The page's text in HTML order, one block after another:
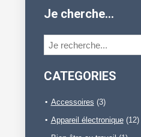
Je cherche…
CATEGORIES
Accessoires (3)
Appareil électronique(12)